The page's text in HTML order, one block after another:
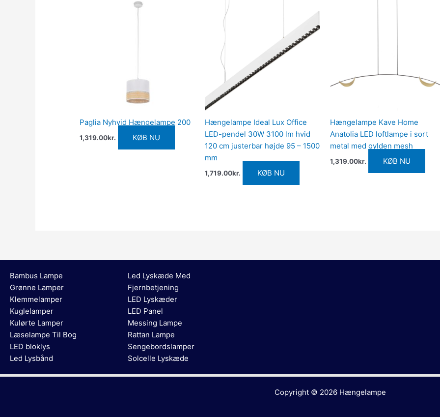
Paglia Nyhvid Hængelampe 200
1,319.00kr. KØB NU
Hængelampe Ideal Lux Office
LED-pendel 30W 3100 lm hvid
120 cm justerbar højde 95 – 1500
mm
1,719.00kr. KØB NU
Hængelampe Kave Home
Anatolia LED loftlampe i sort
metal med gylden mesh
1,319.00kr. KØB NU
Bambus Lampe
Grønne Lamper
Klemmelamper
Kuglelamper
Kulørte Lamper
Læselampe Til Bog
LED bloklys
Led Lysbånd
Led Lyskæde Med
Fjernbetjening
LED Lyskæder
LED Panel
Messing Lampe
Rattan Lampe
Sengebordslamper
Solcelle Lyskæde
Copyright © 2026 Hængelampe